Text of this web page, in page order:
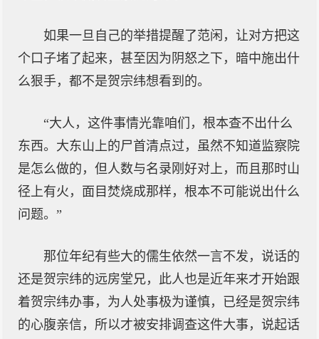
如果一旦自己的举措提醒了范闲，让对方把这
个口子堵了起来，甚至因为阴怒之下，暗中施出什
么狠手，都不是贺宗纬想看到的。
“大人，这件事情光靠咱们，根本查不出什么
东西。大东山上的尸首清点过，虽然不知道监察院
是怎么做的，但人数与名录刚好对上，而且那时山
径上有火，面目焚烧成那样，根本不可能说出什么
问题。”
那位年纪有些大的儒生依然一言不发，说话的
还是贺宗纬的远房堂兄，此人也是近年来才开始跟
着贺宗纬办事，为人处事极为谨慎，已经是贺宗纬
的心腹亲信，所以才被安排调查这件大事，说起话